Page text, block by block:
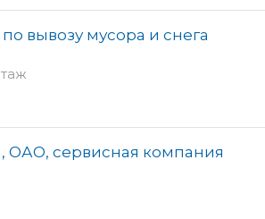
вывозу мусора и снега
ОАО, сервисная компания